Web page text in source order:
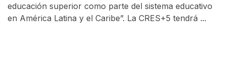
educación superior como parte del sistema educativo
en América Latina y el Caribe”. La CRES+5 tendrá ...